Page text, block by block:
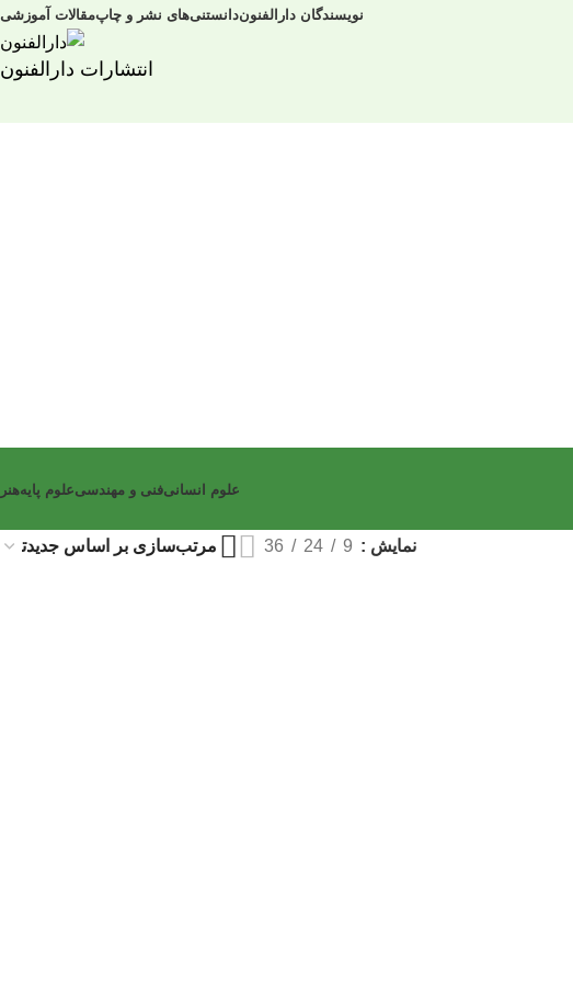
نویسندگان دارالفنوندانستنی‌های نشر و چاپمقالات آموزشی
انتشارات دارالفنون
علوم انسانیفنی و مهندسیعلوم پایههنر
نمایش 9
24
36